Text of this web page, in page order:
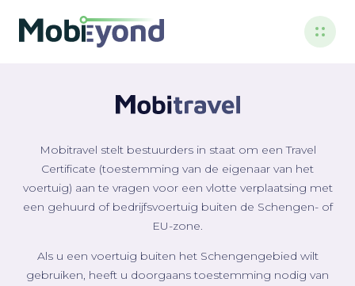
Mobitravel stelt bestuurders in staat om een Travel
Certificate (toestemming van de eigenaar van het
voertuig) aan te vragen voor een vlotte verplaatsing met
een gehuurd of bedrijfsvoertuig buiten de Schengen- of
EU-zone.
Als u een voertuig buiten het Schengengebied wilt
gebruiken, heeft u doorgaans toestemming nodig van